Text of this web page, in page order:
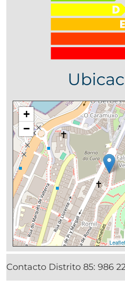
+
−
Leaflet
Contacto Distrito 85:986